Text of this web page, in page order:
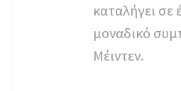
καταλήγει σε
μοναδικό
Μέιντεν.